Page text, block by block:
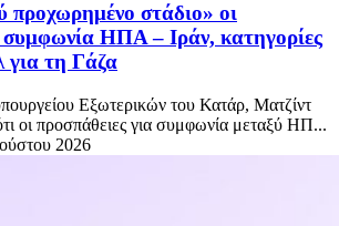
στάδιο» οι
συμφωνία ΗΠΑ – Ιράν, κατηγορίες
για τη Γάζα
Εξωτερικών του Κατάρ, Ματζίντ
οι προσπάθειες για συμφωνία μεταξύ ΗΠ...
2026